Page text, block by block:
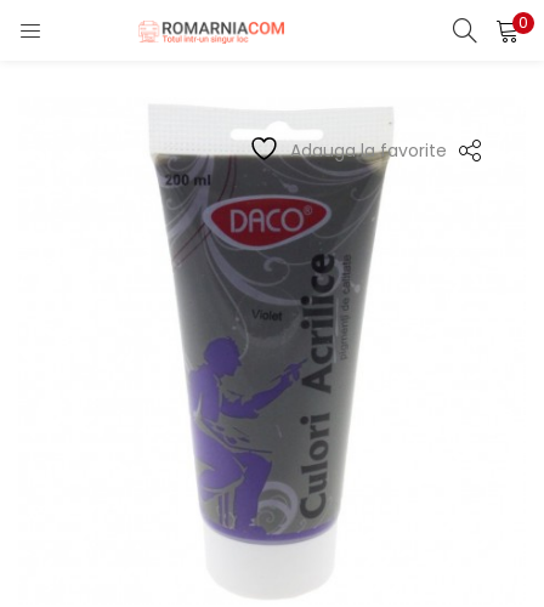
0
LOGIN REGISTER
Enter your username and password to login.
Remember me
Lost password?
Adauga la favorite